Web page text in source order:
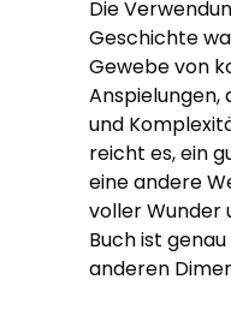
Die
Geschichte
Gewebe von
Anspielungen,
und
reicht es, ein
eine andere
voller Wunder
Buch ist
anderen